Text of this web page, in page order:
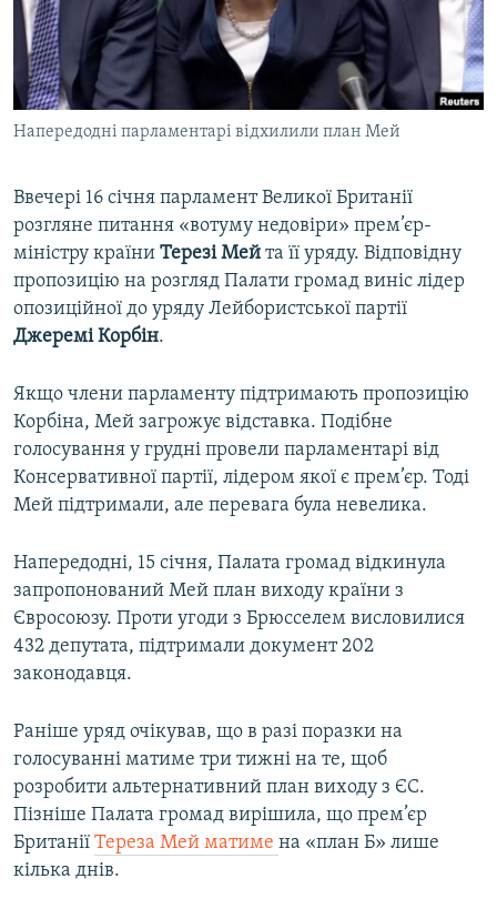
ВІДЕОУРОКИ «ELIFBE»
СВІДЧЕННЯ ОКУПАЦІЇ
УКРАЇНСЬКА ПРОБЛЕМА КРИМУ
ІНФОГРАФІКА
Русский
Qırımtatar
ДОЛУЧАЙСЯ!
Усі сайти RFE/RL
Напередодні парламентарі відхилили план Мей
Ввечері 16 січня парламент Великої Британії
розгляне питання «вотуму недовіри» прем’єр-
міністру країни Терезі Мей та її уряду. Відповідну
пропозицію на розгляд Палати громад виніс лідер
опозиційної до уряду Лейбористської партії
Джеремі Корбін.
Якщо члени парламенту підтримають пропозицію
Корбіна, Мей загрожує відставка. Подібне
голосування у грудні провели парламентарі від
Консервативної партії, лідером якої є прем’єр. Тоді
Мей підтримали, але перевага була невелика.
Напередодні, 15 січня, Палата громад відкинула
запропонований Мей план виходу країни з
Євросоюзу. Проти угоди з Брюсселем висловилися
432 депутата, підтримали документ 202
законодавця.
Раніше уряд очікував, що в разі поразки на
голосуванні матиме три тижні на те, щоб
розробити альтернативний план виходу з ЄС.
Пізніше Палата громад вирішила, що прем’єр​
Британії Тереза Мей матиме на «план Б» лише
кілька днів.